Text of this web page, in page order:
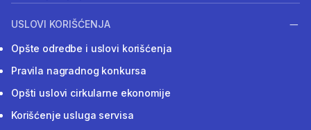
USLOVI KORIŠĆENJA
Opšte odredbe i uslovi korišćenja
Pravila nagradnog konkursa
Opšti uslovi cirkularne ekonomije
Korišćenje usluga servisa